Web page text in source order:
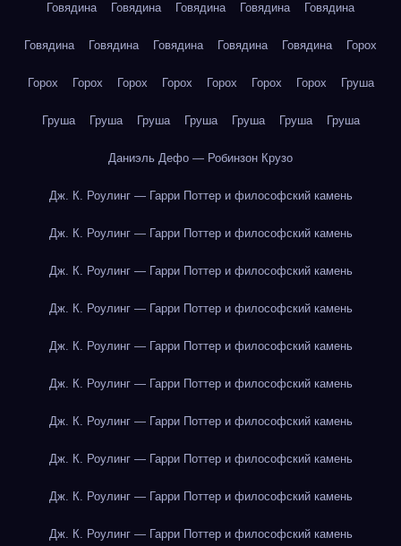
Говядина Говядина Говядина Говядина Говядина
Говядина Говядина Говядина Говядина Говядина Горох
Горох Горох Горох Горох Горох Горох Горох Груша
Груша Груша Груша Груша Груша Груша Груша
Даниэль Дефо — Робинзон Крузо
Дж. К. Роулинг — Гарри Поттер и философский камень
Дж. К. Роулинг — Гарри Поттер и философский камень
Дж. К. Роулинг — Гарри Поттер и философский камень
Дж. К. Роулинг — Гарри Поттер и философский камень
Дж. К. Роулинг — Гарри Поттер и философский камень
Дж. К. Роулинг — Гарри Поттер и философский камень
Дж. К. Роулинг — Гарри Поттер и философский камень
Дж. К. Роулинг — Гарри Поттер и философский камень
Дж. К. Роулинг — Гарри Поттер и философский камень
Дж. К. Роулинг — Гарри Поттер и философский камень